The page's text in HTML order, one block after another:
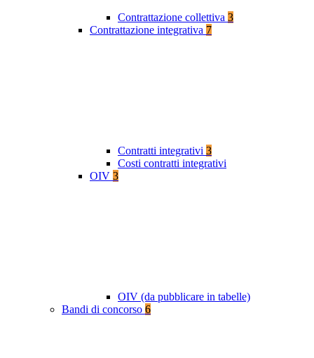
Contrattazione collettiva 3
Contrattazione integrativa 7
Contratti integrativi 3
Costi contratti integrativi
OIV 3
OIV (da pubblicare in tabelle)
Bandi di concorso 6